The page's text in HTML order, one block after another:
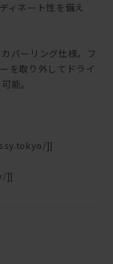
ィネート性を備え
バーリング仕様。フ
を取り外してドライ
能。
]]
]]